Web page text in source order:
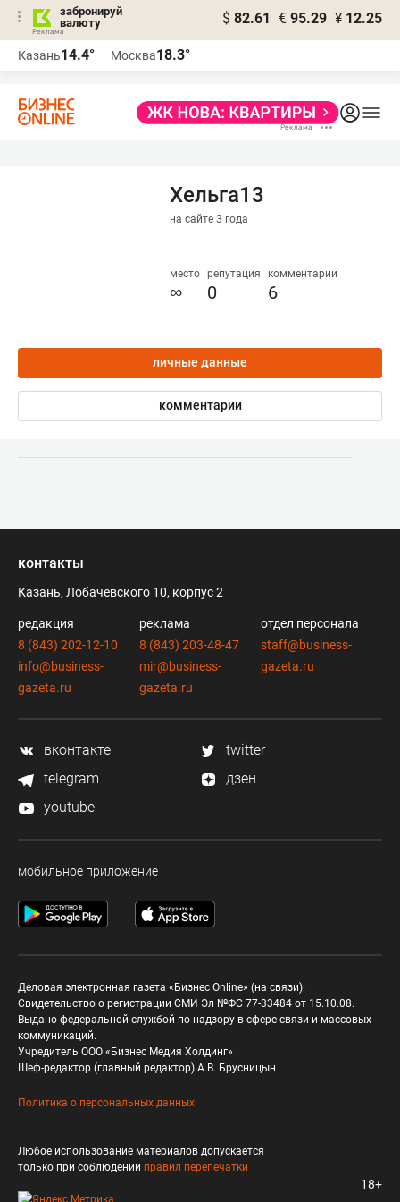
забронируй
валюту
$ 82.61 € 95.29 ¥ 12.25
Казань14.4° Москва18.3°
Хельга13
на сайте 3 года
место
∞
репутация
0
комментарии
6
личные данные
комментарии
контакты
Казань, Лобачевского 10, корпус 2
редакция
8 (843) 202-12-10
info@business-
gazeta.ru
реклама
8 (843) 203-48-47
mir@business-
gazeta.ru
отдел персонала
staff@business-
gazeta.ru
вконтакте
twitter
telegram
дзен
youtube
мобильное приложение
Деловая электронная газета «Бизнес Online» (на связи).
Свидетельство о регистрации СМИ Эл №ФС 77-33484 от 15.10.08.
Выдано федеральной службой по надзору в сфере связи и массовых
коммуникаций.
Учредитель ООО «Бизнес Медия Холдинг»
Шеф-редактор (главный редактор) А.В. Брусницын
Политика о персональных данных
Любое использование материалов допускается
только при соблюдении правил перепечатки
18+